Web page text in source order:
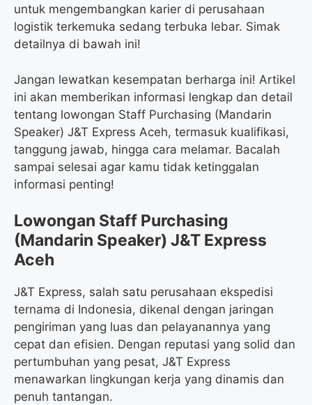
untuk mengembangkan karier di perusahaan
logistik terkemuka sedang terbuka lebar. Simak
detailnya di bawah ini!
Jangan lewatkan kesempatan berharga ini! Artikel
ini akan memberikan informasi lengkap dan detail
tentang lowongan Staff Purchasing (Mandarin
Speaker) J&T Express Aceh, termasuk kualifikasi,
tanggung jawab, hingga cara melamar. Bacalah
sampai selesai agar kamu tidak ketinggalan
informasi penting!
Lowongan Staff Purchasing
(Mandarin Speaker) J&T Express
Aceh
J&T Express, salah satu perusahaan ekspedisi
ternama di Indonesia, dikenal dengan jaringan
pengiriman yang luas dan pelayanannya yang
cepat dan efisien. Dengan reputasi yang solid dan
pertumbuhan yang pesat, J&T Express
menawarkan lingkungan kerja yang dinamis dan
penuh tantangan.